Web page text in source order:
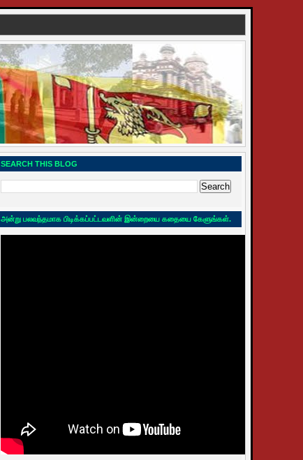
SEARCH THIS BLOG
அன்று பலவந்தமாக பிடிக்கப்பட்டவளின் இன்றையை கதையை கேளுங்கள்.